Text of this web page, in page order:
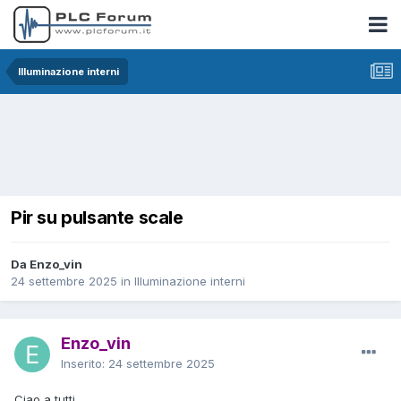
Illuminazione interni
Pir su pulsante scale
Da Enzo_vin
24 settembre 2025 in Illuminazione interni
Enzo_vin
Inserito: 24 settembre 2025